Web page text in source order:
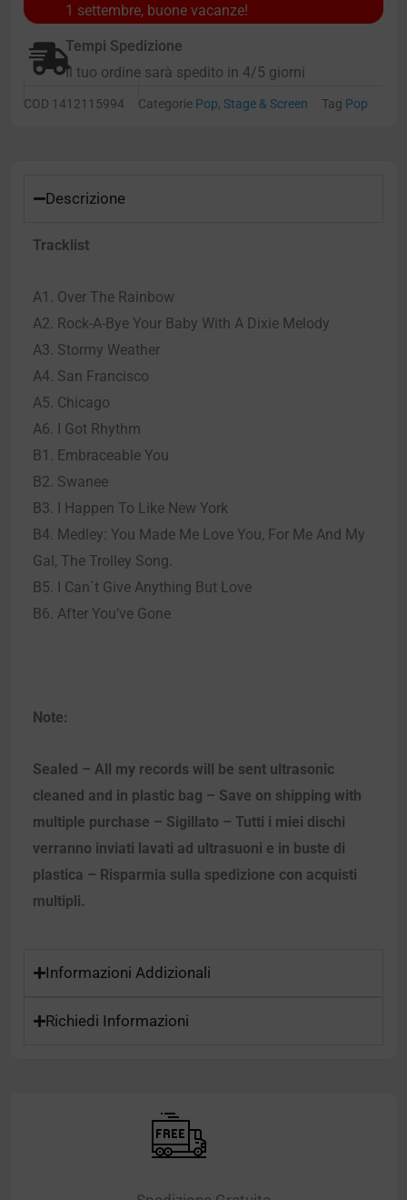
1 settembre, buone vacanze!
Tempi Spedizione
Il tuo ordine sarà spedito in 4/5 giorni
COD 1412115994 Categorie Pop, Stage & Screen Tag Pop
Descrizione
Tracklist
A1. Over The Rainbow
A2. Rock-A-Bye Your Baby With A Dixie Melody
A3. Stormy Weather
A4. San Francisco
A5. Chicago
A6. I Got Rhythm
B1. Embraceable You
B2. Swanee
B3. I Happen To Like New York
B4. Medley: You Made Me Love You, For Me And My
Gal, The Trolley Song.
B5. I Can´t Give Anything But Love
B6. After You’ve Gone
Note:
Sealed – All my records will be sent ultrasonic
cleaned and in plastic bag – Save on shipping with
multiple purchase – Sigillato – Tutti i miei dischi
verranno inviati lavati ad ultrasuoni e in buste di
plastica – Risparmia sulla spedizione con acquisti
multipli.
Informazioni Addizionali
Richiedi Informazioni